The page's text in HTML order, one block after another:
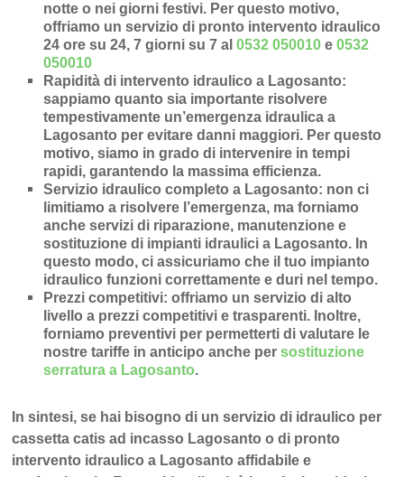
notte o nei giorni festivi. Per questo motivo,
offriamo un servizio di pronto intervento idraulico
24 ore su 24, 7 giorni su 7 al0532 050010 e0532
050010
Rapidità di intervento idraulico a Lagosanto:
sappiamo quanto sia importante risolvere
tempestivamente un’emergenza idraulica a
Lagosanto per evitare danni maggiori. Per questo
motivo, siamo in grado di intervenire intempi
rapidi, garantendo la massima efficienza.
Servizio idraulico completo a Lagosanto: non ci
limitiamo a risolvere l’emergenza, ma forniamo
ancheservizi di riparazione, manutenzione e
sostituzione di impianti idraulici a Lagosanto. In
questo modo, ci assicuriamo che il tuo impianto
idraulico funzioni correttamente e duri nel tempo.
Prezzi competitivi: offriamo unservizio di alto
livello a prezzi competitivi e trasparenti. Inoltre,
forniamo preventivi per permetterti di valutare le
nostre tariffe in anticipo anche persostituzione
serratura a Lagosanto.
In sintesi, se hai bisogno di un servizio di idraulico per
cassetta catis ad incasso Lagosanto o di pronto
intervento idraulico a Lagosanto affidabile e